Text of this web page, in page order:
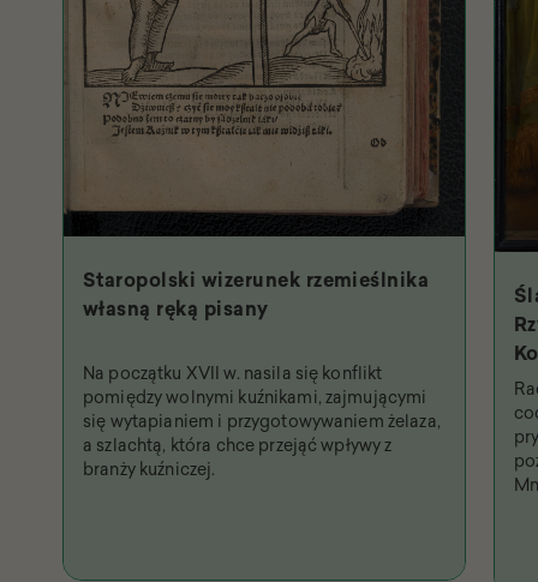
Staropolski wizerunek rzemieślnika
własną ręką pisany
Na początku XVII w. nasila się konflikt
pomiędzy wolnymi kuźnikami, zajmującymi
się wytapianiem i przygotowywaniem żelaza,
a szlachtą, która chce przejąć wpływy z
branży kuźniczej.